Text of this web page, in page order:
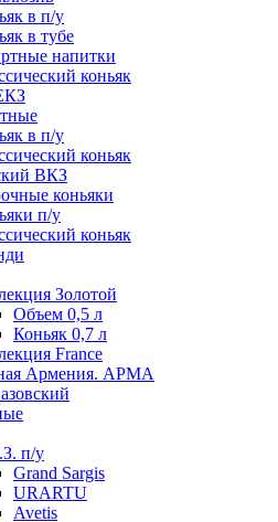
в п/у
в тубе
напитки
коньяк
в п/у
коньяк
ВКЗ
коньяки
п/у
коньяк
Золотой
Объем 0,5 л
Коньяк 0,7 л
France
Армения. АРМА
п/у
Grand Sargis
URARTU
Avetis